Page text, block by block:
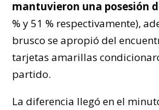
mantuvieron una posesión
% y 51 % respectivamente),
brusco se apropió del
tarjetas amarillas
partido.
La diferencia llegó en el